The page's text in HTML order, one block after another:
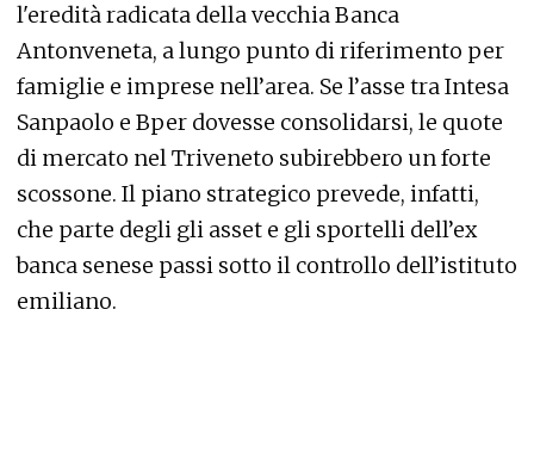
l'eredità radicata della vecchia Banca
Antonveneta, a lungo punto di riferimento per
famiglie e imprese nell’area. Se l’asse tra Intesa
Sanpaolo e Bper dovesse consolidarsi, le quote
di mercato nel Triveneto subirebbero un forte
scossone. Il piano strategico prevede, infatti,
che parte degli gli asset e gli sportelli dell’ex
banca senese passi sotto il controllo dell’istituto
emiliano.